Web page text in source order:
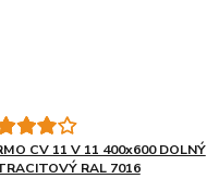
CV 11 V 11 400x600 DOLNÝ
RAL 7016